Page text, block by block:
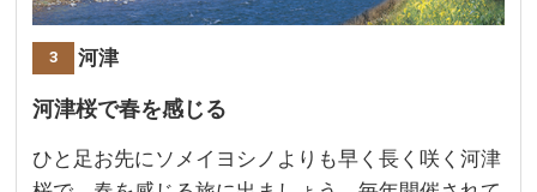
3
静岡 河津
河津桜で春を感じる
ひと足お先にソメイヨシノよりも早く長く咲く河津